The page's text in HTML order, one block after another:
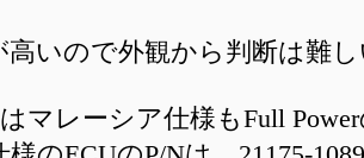
高いので外観から判断は難
マレーシア仕様もFull